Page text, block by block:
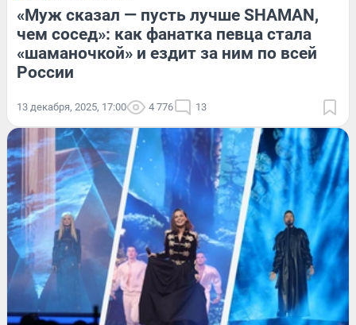
«Муж сказал — пусть лучше SHAMAN,
чем сосед»: как фанатка певца стала
«шаманочкой» и ездит за ним по всей
России
13 декабря, 2025, 17:00 4 776 13